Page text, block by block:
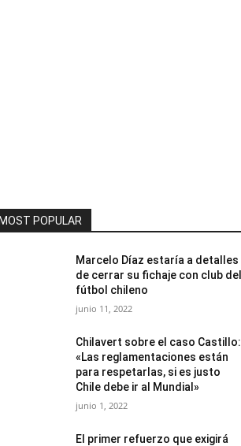
MOST POPULAR
Marcelo Díaz estaría a detalles
de cerrar su fichaje con club del
fútbol chileno
junio 11, 2022
Chilavert sobre el caso Castillo:
«Las reglamentaciones están
para respetarlas, si es justo
Chile debe ir al Mundial»
junio 1, 2022
El primer refuerzo que exigirá